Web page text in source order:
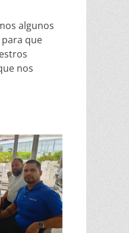
algunos
que
nos